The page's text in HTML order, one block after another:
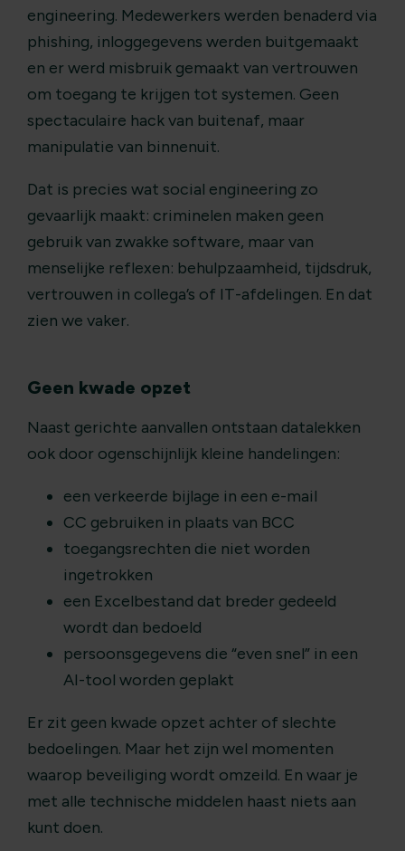
engineering. Medewerkers werden benaderd via
phishing, inloggegevens werden buitgemaakt
en er werd misbruik gemaakt van vertrouwen
om toegang te krijgen tot systemen. Geen
spectaculaire hack van buitenaf, maar
manipulatie van binnenuit.
Dat is precies wat social engineering zo
gevaarlijk maakt: criminelen maken geen
gebruik van zwakke software, maar van
menselijke reflexen: behulpzaamheid, tijdsdruk,
vertrouwen in collega’s of IT-afdelingen. En dat
zien we vaker.
Geen kwade opzet
Naast gerichte aanvallen ontstaan datalekken
ook door ogenschijnlijk kleine handelingen:
een verkeerde bijlage in een e-mail
CC gebruiken in plaats van BCC
toegangsrechten die niet worden
ingetrokken
een Excelbestand dat breder gedeeld
wordt dan bedoeld
persoonsgegevens die “even snel” in een
AI-tool worden geplakt
Er zit geen kwade opzet achter of slechte
bedoelingen. Maar het zijn wel momenten
waarop beveiliging wordt omzeild. En waar je
met alle technische middelen haast niets aan
kunt doen.